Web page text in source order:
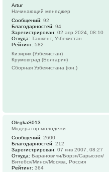
Artur
Начинающий менеджер
Сообщений: 92
Благодарностей: 94
Зарегистрирован: 02 апр 2024, 08:10
Откуда: Ташкент, Узбекистан
Рейтинг: 582
Кизирик (Узбекистан)
Крумовград (Болгария)
Сборная Узбекистана (юн.)
OlegkaS013
Модератор молодежи
Сообщений: 2600
Благодарностей: 212
Зарегистрирован: 07 янв 2007, 08:27
Откуда: Барановичи/Борзя/Сарыозек/
Витебск/Минск/Москва, Россия
Рейтинг: 364